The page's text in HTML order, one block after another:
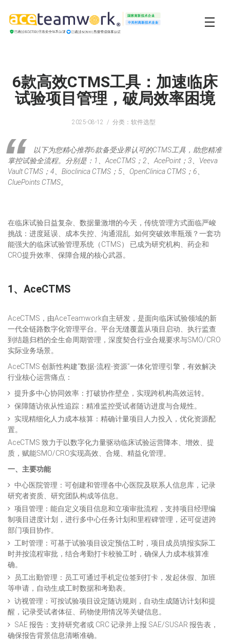
6款高效CTMS工具：加速临床
试验项目管理，破局效率困境
2025-08-12 分类：软件选型
以下为您精心推荐6款备受业界认可的CTMS工具，助您精准
掌控试验全流程。分别是：1、AceCTMS；2、AcePoint；3、Veeva
Vault CTMS；4、Bioclinica CTMS；5、OpenClinica CTMS；6、
CluePoints CTMS。
在临床试验日益复杂、数据量激增的今天，传统管理方式面临严峻
挑战：进度延误、成本失控、沟通混乱…如何突破效率瓶颈？一套功
能强大的临床试验管理系统（CTMS） 已成为研究机构、药企和
CRO提升效率、保障合规的核心武器。
1、 AceCTMS
AceCTMS，由AceTeamwork自主研发，是面向临床试验领域的新
一代全链路数字化管理平台。平台无缝覆盖从项目启动、执行监查
到结题归档的全生命周期管理，深度契合行业合规要求与SMO/CRO
实际业务场景。
AceCTMS 创新性构建“数据-流程-资源”一体化管理引擎，有效解决
行业核心运营痛点：
提升多中心协同效率：打破协作壁垒，实现跨机构高效运转。
保障随访依从性追踪：精准监控受试者随访进度与合规性。
实现精细化人力成本核算：精确计量项目人力投入，优化资源配
置。
AceCTMS 致力于以数字化力量驱动临床试验运营降本、增效、提
质，赋能SMO/CRO实现高效、合规、精益化管理。
一、主要功能
中心医院管理：可创建和管理各中心医院及联系人信息库，记录
研究者资质、研究团队构成等信息。
项目管理：能自定义项目信息和立项审批流程，支持项目经理编
制项目进度计划，进行多中心任务计划和里程碑管理，还可促进跨
部门项目协作。
工时管理：可基于试验项目设定预估工时，项目成员填报实际工
时并按流程审批，结合考勤打卡校验工时，确保人力成本核算准
确。
员工出勤管理：员工可通过手机定位签到打卡，发起休假、加班
等申请，自动生成工时数据和考勤表。
访视管理：可按试验项目设定随访规则，自动生成随访计划和提
醒，记录受试者体征、药物使用情况等关键信息。
SAE 报告：支持研究者或 CRC 记录并上报 SAE/SUSAR 报告表，
确保报告背景信息清晰准确。